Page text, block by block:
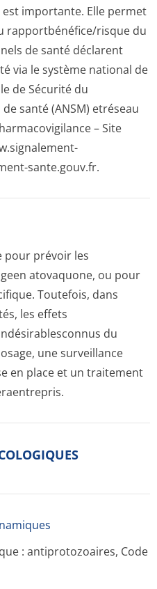
importante. Elle permet
rapportbénéfi­ce/risque du
de santé déclarent
via le système national de
de Sécurité du
santé (ANSM) etréseau
– Site
sante.gouv.fr.
pour prévoir les
atovaquone, ou pour
Toutefois, dans
les effets
du
une surveillance
en place et un traitement
: antiprotozoaires, Code